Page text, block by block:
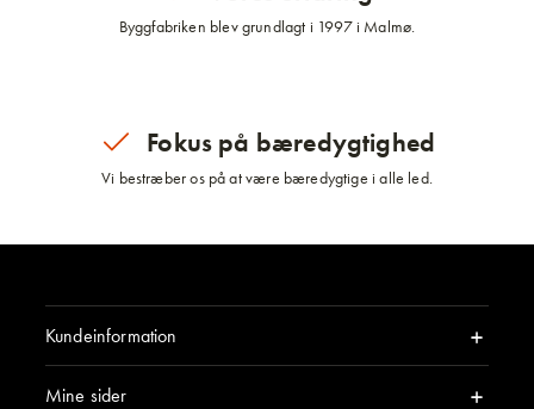
Byggfabriken blev grundlagt i 1997 i Malmø.
Fokus på bæredygtighed
Vi bestræber os på at være bæredygtige i alle led.
Kundeinformation
Mine sider